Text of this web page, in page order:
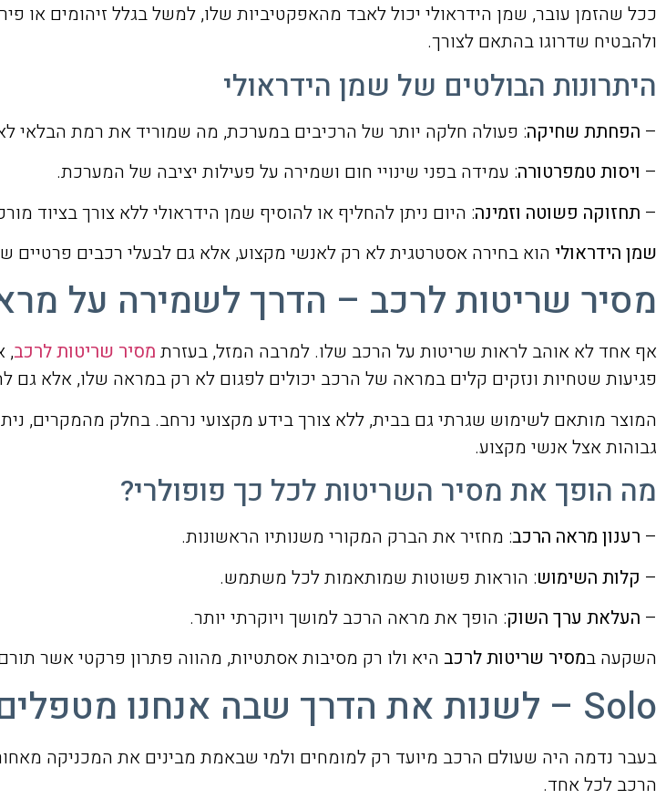
ככל שהזמן עובר, שמן הידראולי יכול לאבד מהאפקטיביות שלו, למשל בגלל זיהומים או
ולהבטיח שדרוגו בהתאם לצורך.
היתרונות הבולטים של שמן הידראולי
– הפחתת שחיקה: פעולה חלקה יותר של הרכיבים במערכת, מה שמוריד את רמת הבלאי
– ויסות טמפרטורה: עמידה בפני שינויי חום ושמירה על פעילות יציבה של המערכת.
– תחזוקה פשוטה וזמינה: היום ניתן להחליף או להוסיף שמן הידראולי ללא צורך בציוד
שמן הידראולי הוא בחירה אסטרטגית לא רק לאנשי מקצוע, אלא גם לבעלי רכבים פרטיים
מסיר שריטות לרכב – הדרך לשמירה על
אף אחד לא אוהב לראות שריטות על הרכב שלו. למרבה המזל, בעזרת מסיר שריטות לרכב,
פגיעות שטחיות ונזקים קלים במראה של הרכב יכולים לפגום לא רק במראה שלו, אלא
המוצר מותאם לשימוש שגרתי גם בבית, ללא צורך בידע מקצועי נרחב. בחלק מהמקרים,
גבוהות אצל אנשי מקצוע.
מה הופך את מסיר השריטות לכל כך פופולרי?
– רענון מראה הרכב: מחזיר את הברק המקורי משנותיו הראשונות.
– קלות השימוש: הוראות פשוטות שמותאמות לכל משתמש.
– העלאת ערך השוק: הופך את מראה הרכב למושך ויוקרתי יותר.
השקעה במסיר שריטות לרכב היא ולו רק מסיבות אסתטיות, מהווה פתרון פרקטי אשר
Solo – לשנות את הדרך שבה אנחנו מטפלים ברכב שלנו
בעבר נדמה היה שעולם הרכב מיועד רק למומחים ולמי שבאמת מבינים את המכניקה
הרכב לכל אחד.